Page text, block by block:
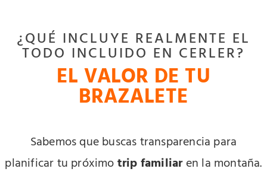
¿QUÉ INCLUYE REALMENTE EL
TODO INCLUIDO EN CERLER?
EL VALOR DE TU
BRAZALETE
Sabemos que buscas transparencia para
planificar tu próximotrip familiaren la montaña.